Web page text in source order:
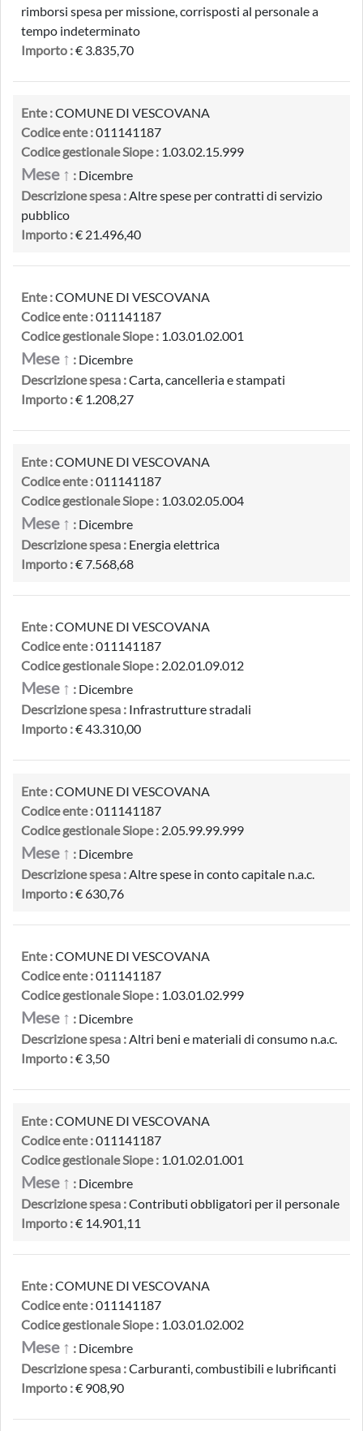
rimborsi spesa per missione, corrisposti al personale a
tempo indeterminato
Importo :€ 3.835,70
Ente :COMUNE DI VESCOVANA
Codice ente :011141187
Codice gestionale Siope : 1.03.02.15.999
Mese ↑ : Dicembre
Descrizione spesa :Altre spese per contratti di servizio
pubblico
Importo :€ 21.496,40
Ente :COMUNE DI VESCOVANA
Codice ente :011141187
Codice gestionale Siope : 1.03.01.02.001
Mese ↑ : Dicembre
Descrizione spesa :Carta, cancelleria e stampati
Importo :€ 1.208,27
Ente :COMUNE DI VESCOVANA
Codice ente :011141187
Codice gestionale Siope : 1.03.02.05.004
Mese ↑ : Dicembre
Descrizione spesa : Energia elettrica
Importo :€ 7.568,68
Ente :COMUNE DI VESCOVANA
Codice ente :011141187
Codice gestionale Siope : 2.02.01.09.012
Mese ↑ : Dicembre
Descrizione spesa : Infrastrutture stradali
Importo :€ 43.310,00
Ente :COMUNE DI VESCOVANA
Codice ente :011141187
Codice gestionale Siope : 2.05.99.99.999
Mese ↑ : Dicembre
Descrizione spesa :Altre spese in conto capitale n.a.c.
Importo :€ 630,76
Ente :COMUNE DI VESCOVANA
Codice ente :011141187
Codice gestionale Siope : 1.03.01.02.999
Mese ↑ : Dicembre
Descrizione spesa :Altri beni e materiali di consumo n.a.c.
Importo :€ 3,50
Ente :COMUNE DI VESCOVANA
Codice ente :011141187
Codice gestionale Siope : 1.01.02.01.001
Mese ↑ : Dicembre
Descrizione spesa :Contributi obbligatori per il personale
Importo :€ 14.901,11
Ente :COMUNE DI VESCOVANA
Codice ente :011141187
Codice gestionale Siope : 1.03.01.02.002
Mese ↑ : Dicembre
Descrizione spesa :Carburanti, combustibili e lubrificanti
Importo :€ 908,90